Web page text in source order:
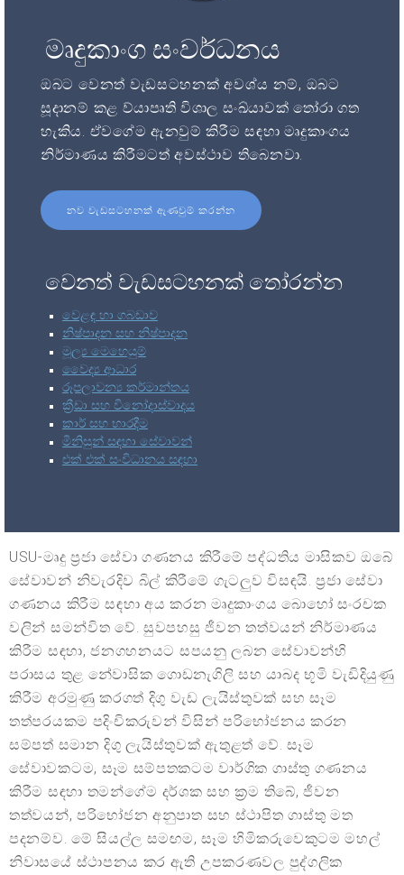
මෘදුකාංග සංවර්ධනය
ඔබට වෙනත් වැඩසටහනක් අවශ්ය නම්, ඔබට
සූදානම් කළ ව්යාපෘති විශාල සංඛ්යාවක් තෝරා ගත
හැකිය. ඒවගේම ඇනවුම් කිරීම සඳහා මෘදුකාංගය
නිර්මාණය කිරීමටත් අවස්ථාව තිබෙනවා.
නව වැඩසටහනක් ඇණවුම් කරන්න
වෙනත් වැඩසටහනක් තෝරන්න
වෙළඳ හා ගබඩාව
නිෂ්පාදන සහ නිෂ්පාදන
මූල්‍ය මෙහෙයුම්
වෛද්‍ය ආධාර
රූපලාවන්‍ය කර්මාන්තය
ක්‍රීඩා සහ විනෝදාස්වාදය
කාර් සහ භාරදීම
මිනිසුන් සඳහා සේවාවන්
එක් එක් සංවිධානය සඳහා
USU-මෘදු ප්‍රජා සේවා ගණනය කිරීමේ පද්ධතිය මාසිකව ඔබේ
සේවාවන් නිවැරදිව බිල් කිරීමේ ගැටලුව විසඳයි. ප්‍රජා සේවා
ගණනය කිරීම සඳහා අය කරන මෘදුකාංගය බොහෝ සංරචක
වලින් සමන්විත වේ. සුවපහසු ජීවන තත්වයන් නිර්මාණය
කිරීම සඳහා, ජනගහනයට සපයනු ලබන සේවාවන්හි
පරාසය තුළ නේවාසික ගොඩනැගිලි සහ යාබද භූමි වැඩිදියුණු
කිරීම අරමුණු කරගත් දිගු වැඩ ලැයිස්තුවක් සහ සෑම
තත්පරයකම පදිංචිකරුවන් විසින් පරිභෝජනය කරන
සම්පත් සමාන දිගු ලැයිස්තුවක් ඇතුළත් වේ. සෑම
සේවාවකටම, සෑම සම්පතකටම වාර්ගික ගාස්තු ගණනය
කිරීම සඳහා තමන්ගේම දර්ශක සහ ක්‍රම තිබේ, ජීවන
තත්වයන්, පරිභෝජන අනුපාත සහ ස්ථාපිත ගාස්තු මත
පදනම්ව. මේ සියල්ල සමඟම, සෑම හිමිකරුවෙකුටම මහල්
නිවාසයේ ස්ථාපනය කර ඇති උපකරණවල පුද්ගලික